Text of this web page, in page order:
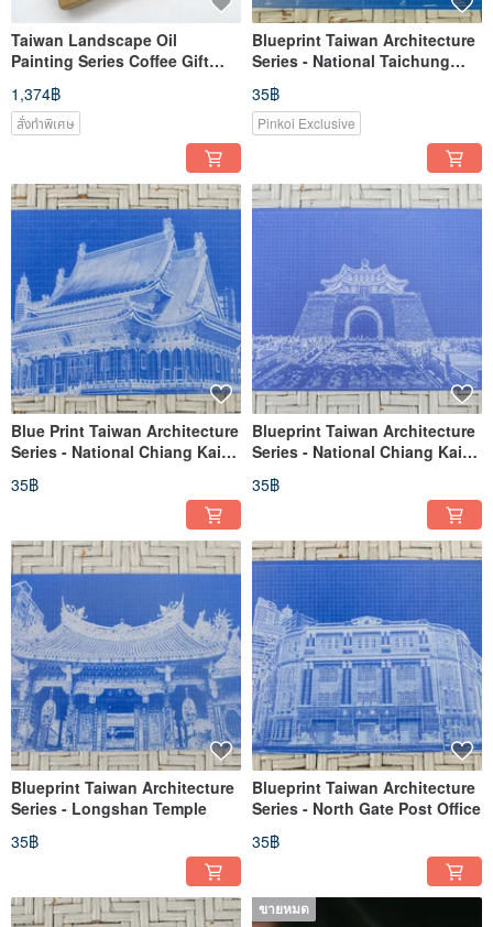
Taiwan Landscape Oil
Painting Series Coffee Gift
Box 16 Packs
1,374฿
สั่งทำพิเศษ
Blueprint Taiwan Architecture
Series - National Taichung
Theater
35฿
Pinkoi Exclusive
Blue Print Taiwan Architecture
Series - National Chiang Kai-
shek Memorial Hall 2 (National
Theater and Concert Hall)
35฿
Blueprint Taiwan Architecture
Series - National Chiang Kai-
shek Memorial Hall
35฿
Blueprint Taiwan Architecture
Series - Longshan Temple
35฿
Blueprint Taiwan Architecture
Series - North Gate Post Office
35฿
ขายหมด